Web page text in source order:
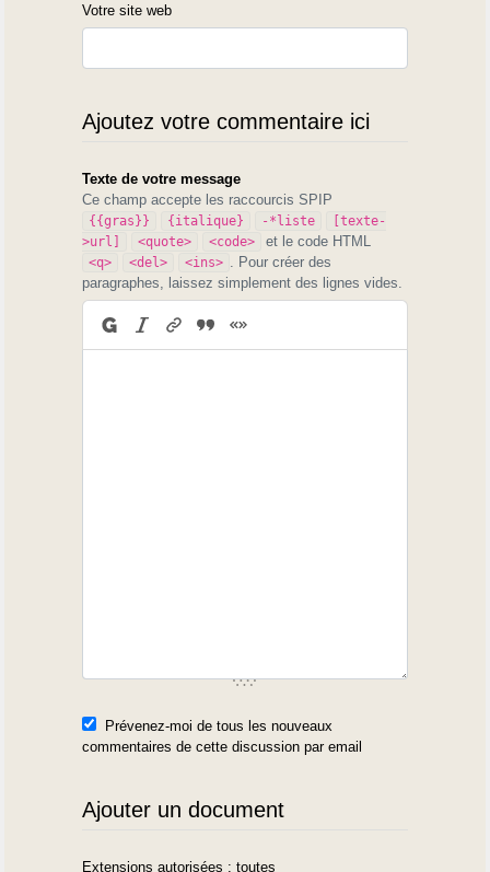
Votre site web
Ajoutez votre commentaire ici
Texte de votre message
Ce champ accepte les raccourcis SPIP
{{gras}} {italique} -*liste
[texte-
>url]
<quote> <code> et le code HTML
<q> <del> <ins>
. Pour créer des
paragraphes, laissez simplement des lignes vides.
Prévenez-moi de tous les nouveaux
commentaires de cette discussion par email
Ajouter un document
Extensions autorisées : toutes